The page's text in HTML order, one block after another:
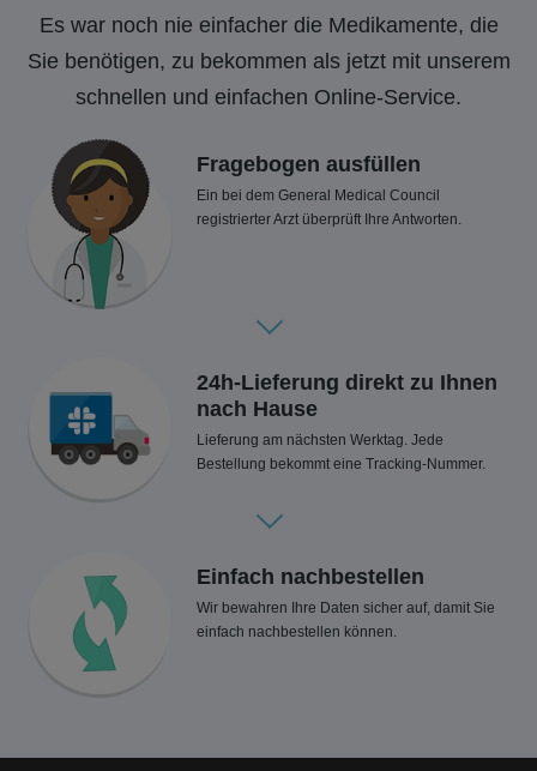
Es war noch nie einfacher die Medikamente, die
Sie benötigen, zu bekommen als jetzt mit unserem
schnellen und einfachen Online-Service.
Fragebogen ausfüllen
Ein bei dem General Medical Council
registrierter Arzt überprüft Ihre Antworten.
24h-Lieferung direkt zu Ihnen
nach Hause
Lieferung am nächsten Werktag. Jede
Bestellung bekommt eine Tracking-Nummer.
Einfach nachbestellen
Wir bewahren Ihre Daten sicher auf, damit Sie
einfach nachbestellen können.